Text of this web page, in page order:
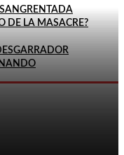
DE LA MASACRE?